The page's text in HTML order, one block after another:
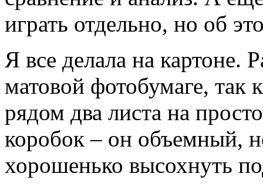
играть отдельно, но об
Я все делала на картоне.
матовой фотобумаге, так
рядом два листа на
коробок – он объемный,
хорошенько высохнуть